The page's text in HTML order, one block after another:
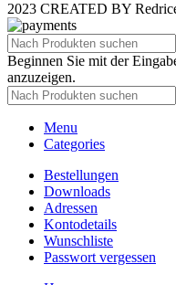
2023 CREATED BY
Beginnen Sie mit der
anzuzeigen.
Menu
Categories
Bestellungen
Downloads
Adressen
Kontodetails
Wunschliste
Passwort vergessen